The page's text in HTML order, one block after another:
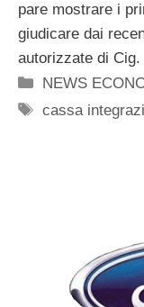
pare mostrare i
giudicare dai
autorizzate di Cig.
Categorie
NEWS
Tag
cassa